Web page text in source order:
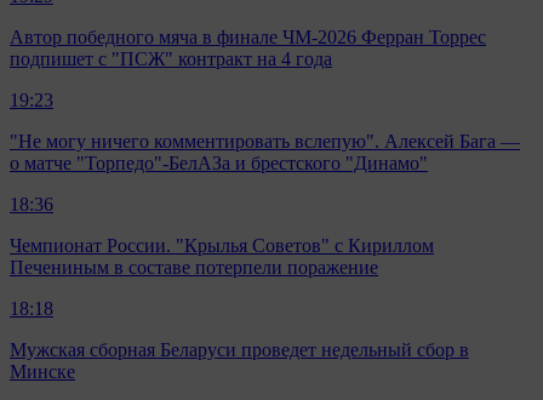
Автор победного мяча в финале ЧМ-2026 Ферран Торрес
подпишет с "ПСЖ" контракт на 4 года
19:23
"Не могу ничего комментировать вслепую". Алексей Бага —
о матче "Торпедо"-БелАЗа и брестского "Динамо"
18:36
Чемпионат России. "Крылья Советов" с Кириллом
Печениным в составе потерпели поражение
18:18
Мужская сборная Беларуси проведет недельный сбор в
Минске